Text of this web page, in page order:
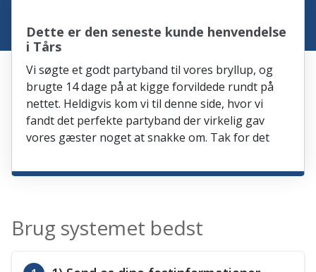
Dette er den seneste kunde henvendelse
i Tårs
Vi søgte et godt partyband til vores bryllup, og
brugte 14 dage på at kigge forvildede rundt på
nettet. Heldigvis kom vi til denne side, hvor vi
fandt det perfekte partyband der virkelig gav
vores gæster noget at snakke om. Tak for det
Brug systemet bedst